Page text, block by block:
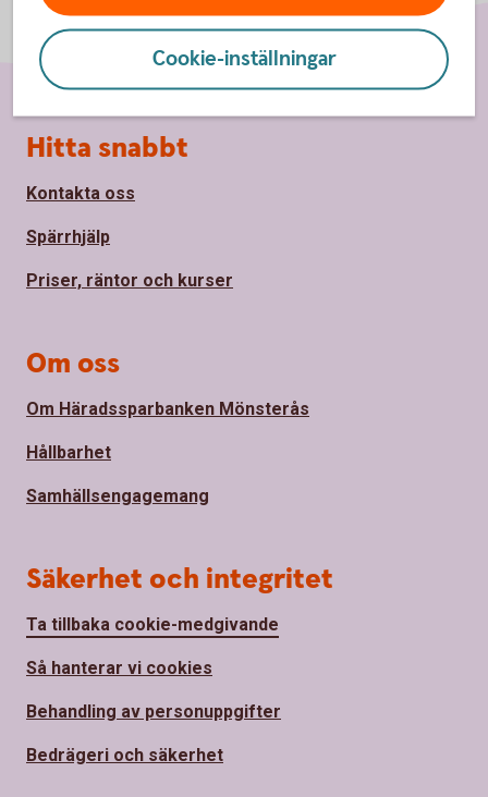
Cookie-inställningar
Sidfot
Hitta snabbt
Kontakta oss
Spärrhjälp
Priser, räntor och kurser
Om oss
Om Häradssparbanken Mönsterås
Hållbarhet
Samhällsengagemang
Säkerhet och integritet
Ta tillbaka cookie-medgivande
Så hanterar vi cookies
Behandling av personuppgifter
Bedrägeri och säkerhet